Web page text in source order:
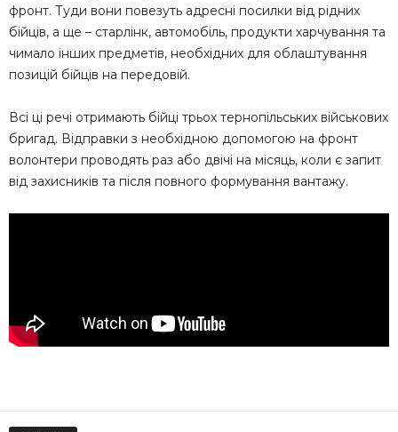
фронт. Туди вони повезуть адресні посилки від рідних
бійців, а ще – старлінк, автомобіль, продукти харчування та
чимало інших предметів, необхідних для облаштування
позицій бійців на передовій.
Всі ці речі отримають бійці трьох тернопільських військових
бригад. Відправки з необхідною допомогою на фронт
волонтери проводять раз або двічі на місяць, коли є запит
від захисників та після повного формування вантажу.